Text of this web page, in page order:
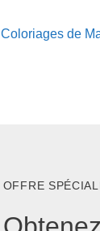
Coloriages de
OFFRE